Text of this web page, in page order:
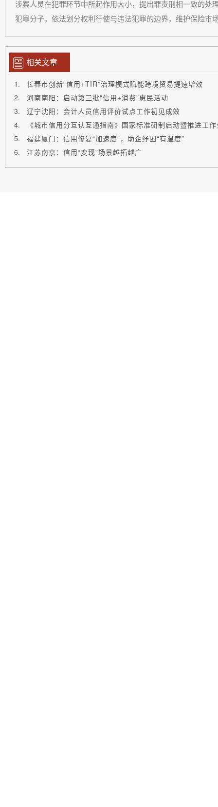
涉案人员在犯罪环节中所起作用大小，提出罪责刑相一致的处
犯罪分子，依法划分权利行使与违法犯罪的边界，维护保险市
相关文章
长春市创新“信用+TIR”治理模式赋能跨境贸易提速增效
河南南阳：启动第三批“信用+消费”惠民活动
辽宁沈阳：会计人员信用评价试点工作初见成效
《城市信用分互认互通指南》国家标准研制启动暨推进工
福建厦门：信用修复“加速度”，助企纾困“有温度”
江苏南京：信用“变现”场景越拓越广